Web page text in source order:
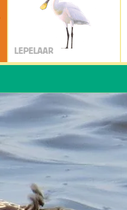
LEPELAAR